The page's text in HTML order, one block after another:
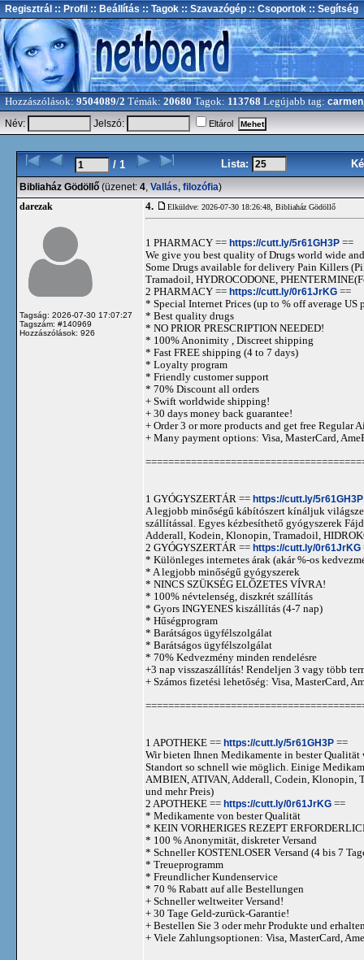
Regisztrál :: Profil :: Beállítás :: Tagok :: Szavazógép :: Csoportok :: Segítség
Hozzászólások: 9504089/2 Témák: 20680 Tagok: 113768 Legújabb tag:
Név:
Jelszó: Eltárol
/ 1 Lista:
Bibliaház Gödöllő (üzenet: 4, Vallás, filozófia)
darezak
Tagság: 2026-07-30 17:07:27
Tagszám: #140969
Hozzászólások: 926
4. Elküldve: 2026-07-30 18:26:48, Bibliaház Gödöllő
1 PHARMACY == https://cutt.ly/5r61GH3P ==
We give you best quality of Drugs world wide
Some Drugs available for delivery Pain Killers
Tramadoil, HYDROCODONE,
2 PHARMACY == https://cutt.ly/0r61JrKG ==
* Special Internet Prices (up to % off average US
* Best quality drugs
* NO PRIOR PRESCRIPTION NEEDED!
* 100% Anonimity , Discreet shipping
* Fast FREE shipping (4 to 7 days)
* Loyalty program
* Friendly customer support
* 70% Discount all orders
+ Swift worldwide shipping!
+ 30 days money back guarantee!
+ Order 3 or more products and get free Regular
+ Many payment options: Visa, MasterCard,
1 GYÓGYSZERTÁR == https://cutt.ly/5r61GH3P
A legjobb minőségű kábítószert kínáljuk
szállítással. Egyes kézbesíthető gyógyszerek
Adderall, Kodein, Klonopin, Tramadoil,
2 GYÓGYSZERTÁR == https://cutt.ly/0r61JrKG
* Különleges internetes árak (akár %-os
* A legjobb minőségű gyógyszerek
* NINCS SZÜKSÉG ELŐZETES VÍVRA!
* 100% névtelenség, diszkrét szállítás
* Gyors INGYENES kiszállítás (4-7 nap)
* Hűségprogram
* Barátságos ügyfélszolgálat
* Barátságos ügyfélszolgálat
* 70% Kedvezmény minden rendelésre
+3 nap visszaszállítás! Rendeljen 3 vagy több
+ Számos fizetési lehetőség: Visa, MasterCard,
1 APOTHEKE == https://cutt.ly/5r61GH3P ==
Wir bieten Ihnen Medikamente in bester
Standort so schnell wie möglich. Einige
AMBIEN, ATIVAN, Adderall, Codein, Klonopin,
und mehr Preis)
2 APOTHEKE == https://cutt.ly/0r61JrKG ==
* Medikamente von bester Qualität
* KEIN VORHERIGES REZEPT
* 100 % Anonymität, diskreter Versand
* Schneller KOSTENLOSER Versand (4 bis 7
* Treueprogramm
* Freundlicher Kundenservice
* 70 % Rabatt auf alle Bestellungen
+ Schneller weltweiter Versand!
+ 30 Tage Geld-zurück-Garantie!
+ Bestellen Sie 3 oder mehr Produkte und
+ Viele Zahlungsoptionen: Visa, MasterCard,